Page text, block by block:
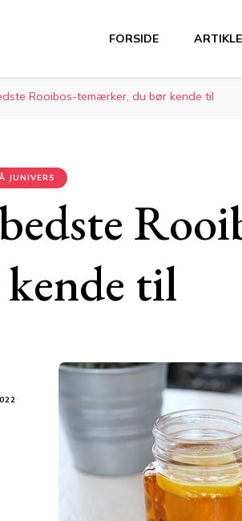
FORSIDE
Rooibos-temærker, du bør kende til
JUNIVERS
til